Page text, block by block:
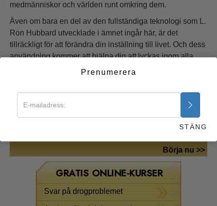
medmänniskor och världen runt omkring dem.
Även om bara en del av den fullständiga teknologi som L.
Ron Hubbard utvecklade i ämnet ingår här, är det
tillräckligt för att förändra din inställning till livet. Och dess
användning kommer att hjälpa dig att lyckas inom alla
områden av mänsklig verksamhet.
problem, föreställ dig då hennes potential utan det
hindret. Miljontals människor som använder de här
kunskaperna når höjder de tidigare bara drömt om – och
Börja nu >>
GRATIS ONLINE-KURSER
Svar på drogproblemet
Prenumerera
STÄNG